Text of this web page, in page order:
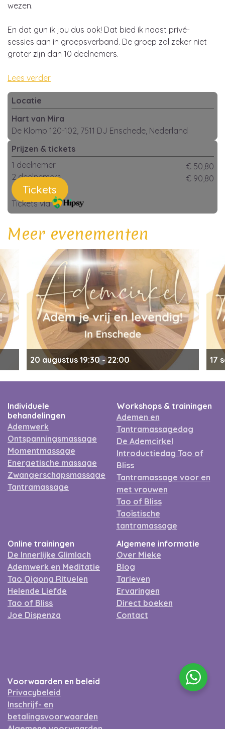
wezen.
En dat gun ik jou dus ook! Dat bied ik naast privé-
sessies aan in groepsverband. De groep zal zeker niet
groter zijn dan 10 deelnemers.
Lees verder
Locatie
Hart van Mira
De Klomp 120-102, 7511 DJ Enschede, Nederland
Prijzen & tickets
1 deelnemer
€ 50,80
2 deelnemers
€ 90,80
Tickets
Tickets via
Meer evenementen
20 augustus 19:30 - 22:00
Ademcirkel in Enschede
17
Individuele
behandelingen
Ademwerk
Ontspanningsmassage
Momentmassage
Energetische massage
Zwangerschapsmassage
Tantramassage
Workshops & trainingen
Ademen en
Tantramassagedag
De Ademcirkel
Introductiedag Tao of
Bliss
Tantramassage voor en
met vrouwen
Tao of Bliss
Taoïstische
tantramassage
Online trainingen
De Innerlijke Glimlach
Ademwerk en Meditatie
Tao Qigong Rituelen
Helende Liefde
Tao of Bliss
Joe Dispenza
Algemene informatie
Over Mieke
Blog
Tarieven
Ervaringen
Direct boeken
Contact
Voorwaarden en beleid
Privacybeleid
Inschrijf- en
betalingsvoorwaarden